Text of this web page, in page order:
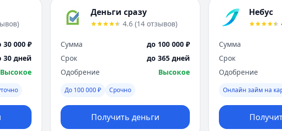
)
30 000 ₽
30 дней
Высокое
Деньги сразу
4.6 (14 отзывов)
Сумма
до 100 000 ₽
Срок
до 365 дней
Одобрение
Высокое
До 100 000 ₽ Срочно
Получить деньги
Небус
Сумма
Срок
Одобрение
Онлайн займ на